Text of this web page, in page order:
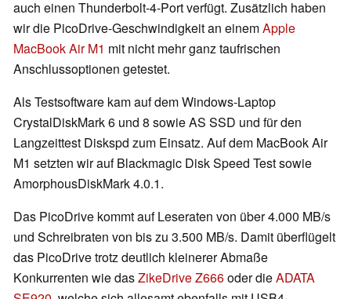
auch einen Thunderbolt-4-Port verfügt. Zusätzlich haben
wir die PicoDrive-Geschwindigkeit an einemApple
MacBook Air M1 mit nicht mehr ganz taufrischen
Anschlussoptionen getestet.
Als Testsoftware kam auf dem Windows-Laptop
CrystalDiskMark 6 und 8 sowie AS SSD und für den
Langzeittest Diskspd zum Einsatz. Auf dem MacBook Air
M1 setzten wir auf Blackmagic Disk Speed Test sowie
AmorphousDiskMark 4.0.1.
Das PicoDrive kommt auf Leseraten von über 4.000 MB/s
und Schreibraten von bis zu 3.500 MB/s. Damit überflügelt
das PicoDrive trotz deutlich kleinerer Abmaße
Konkurrenten wie dasZikeDrive Z666oder dieADATA